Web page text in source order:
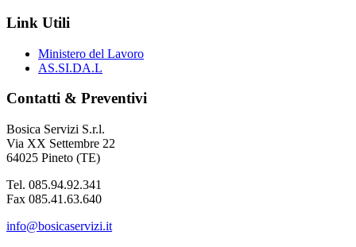
Link Utili
Ministero del Lavoro
AS.SI.DA.L
Contatti & Preventivi
Bosica Servizi S.r.l.
Via XX Settembre 22
64025 Pineto (TE)
Tel. 085.94.92.341
Fax 085.41.63.640
info@bosicaservizi.it